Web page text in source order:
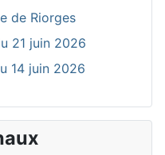
de Riorges
21 juin 2026
14 juin 2026